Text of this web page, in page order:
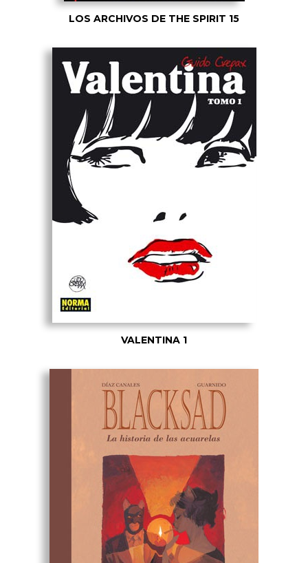
LOS ARCHIVOS DE THE SPIRIT 15
VALENTINA 1